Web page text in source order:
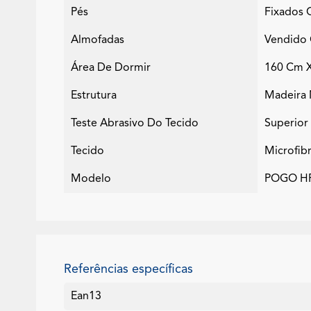
Pés Fixados
Almofadas Vendido
Área De Dormir 160 Cm
Estrutura Madeira
Teste Abrasivo Do Tecido Superior
Tecido
Modelo POGO
Referências específicas
Ean13